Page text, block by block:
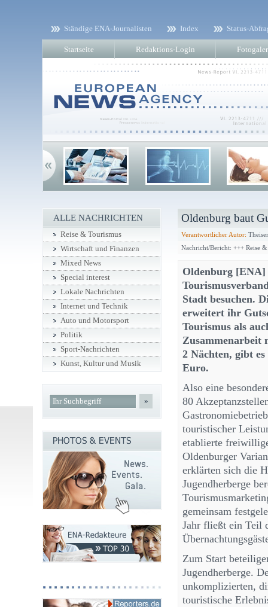
Ständige ENA-Journalisten Index Status-
Startseite Redaktions-Login
Oldenburg baut
Verantwortlicher Autor:
Nachricht/Bericht: +++ Reise
Oldenburg [ENA]
Stadt besuchen.
erweitert ihr
Tourismus als
Zusammenarbeit
2 Nächten, gibt
Euro.
Also eine
80
touristischer
etablierte
Oldenburger
erklärten sich die
Jugendherberge
gemeinsam
Jahr fließt ein Teil
Zum Start
Jugendherberge.
unkomplizierten,
touristische
ALLE NACHRICHTEN
Reise & Tourismus
Wirtschaft und Finanzen
Mixed News
Special interest
Lokale Nachrichten
Internet und Technik
Auto und Motorsport
Politik
Sport-Nachrichten
Kunst, Kultur und Musik
»